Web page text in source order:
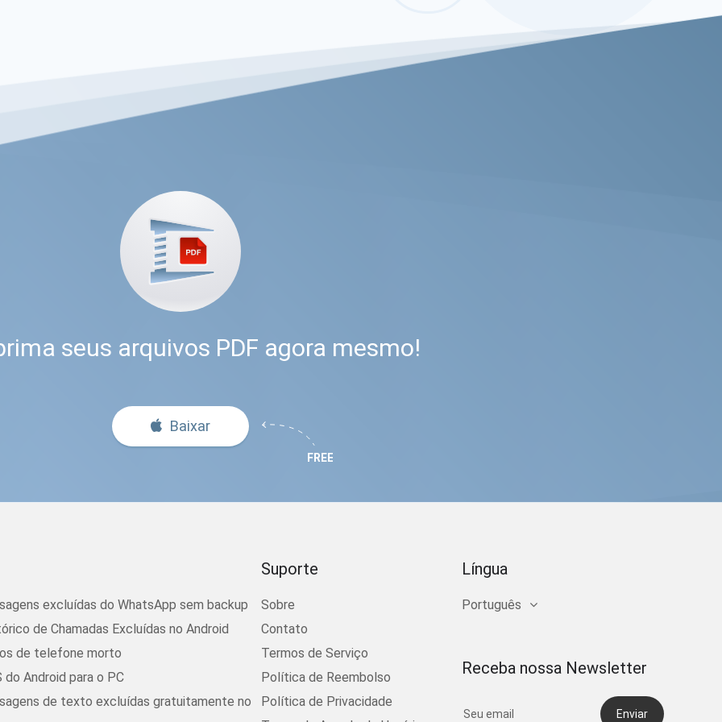
seus arquivos PDF agora mesmo!
Baixar
excluídas do WhatsApp sem backup
de Chamadas Excluídas no Android
de telefone morto
Android para o PC
de texto excluídas gratuitamente no
Suporte
Sobre
Contato
Termos de Serviço
Política de Reembolso
Política de Privacidade
Língua
Português
Receba nossa Newsletter
Enviar